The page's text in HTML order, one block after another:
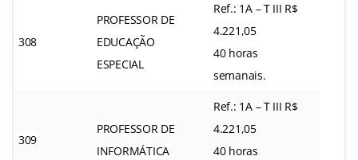
308
PROFESSOR DE
EDUCAÇÃO
ESPECIAL
Ref.: 1A – T III R$
4.221,05
40 horas
semanais.
309
PROFESSOR DE
INFORMÁTICA
Ref.: 1A – T III R$
4.221,05
40 horas